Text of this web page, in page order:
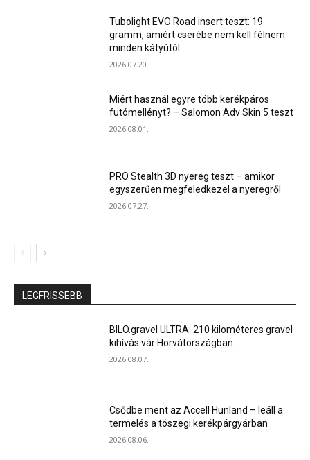
Tubolight EVO Road insert teszt: 19
gramm, amiért cserébe nem kell félnem
minden kátyútól
2026.07.20.
Miért használ egyre több kerékpáros
futómellényt? – Salomon Adv Skin 5 teszt
2026.08.01.
PRO Stealth 3D nyereg teszt – amikor
egyszerűen megfeledkezel a nyeregről
2026.07.27.
LEGFRISSEBB
BILO.gravel ULTRA: 210 kilométeres gravel
kihívás vár Horvátországban
2026.08.07.
Csődbe ment az Accell Hunland – leáll a
termelés a tószegi kerékpárgyárban
2026.08.06.